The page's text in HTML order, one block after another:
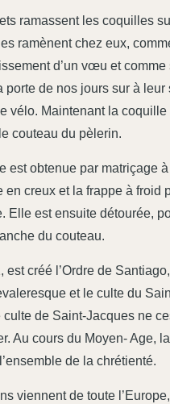
ramassent les coquilles
ramènent chez eux,
d’un vœu et
porte de nos jours sur à leur
vélo. Maintenant la
couteau du pèlerin.
est obtenue par matriçage
en creux et la frappe à froid
Elle est ensuite détourée,
du couteau.
est créé l’Ordre de
et le culte du
culte de Saint-Jacques ne
Au cours du Moyen- Age,
de la chrétienté.
viennent de toute